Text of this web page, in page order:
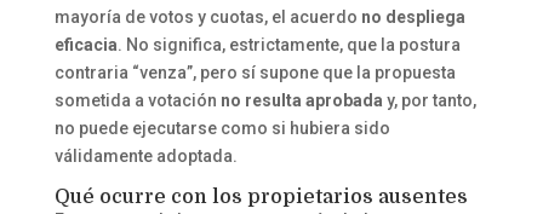
mayoría de votos y cuotas, el acuerdo no despliega
eficacia. No significa, estrictamente, que la postura
contraria “venza”, pero sí supone que la propuesta
sometida a votación no resulta aprobada y, por tanto,
no puede ejecutarse como si hubiera sido
válidamente adoptada.
Qué ocurre con los propietarios ausentes